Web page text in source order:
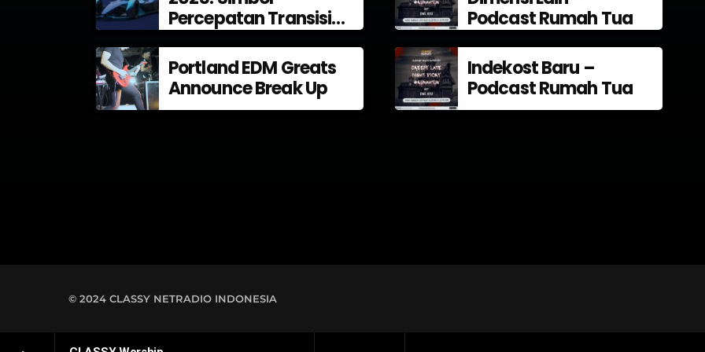
Percepatan Transisi
Portland EDM Greats
Announce Break Up
Podcast Rumah Tua
Indekost Baru –
Podcast Rumah Tua
© 2024 CLASSY NETRADIO INDONESIA